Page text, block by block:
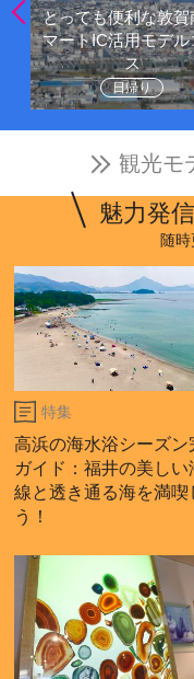
とっても便利な敦賀
マートIC活用モデル
ス
日帰り
観光モ
魅力発
随時
特集
高浜の海水浴シーズン
ガイド：福井の美しい
線と透き通る海を満喫
う！